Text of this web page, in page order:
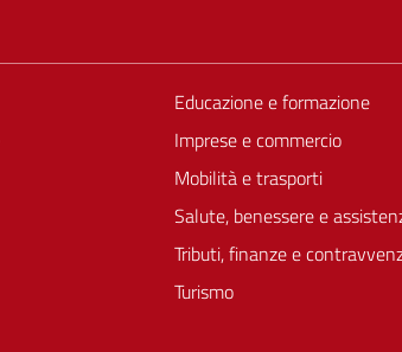
Educazione e formazione
Imprese e commercio
Mobilità e trasporti
Salute, benessere e
Tributi, finanze e
Turismo